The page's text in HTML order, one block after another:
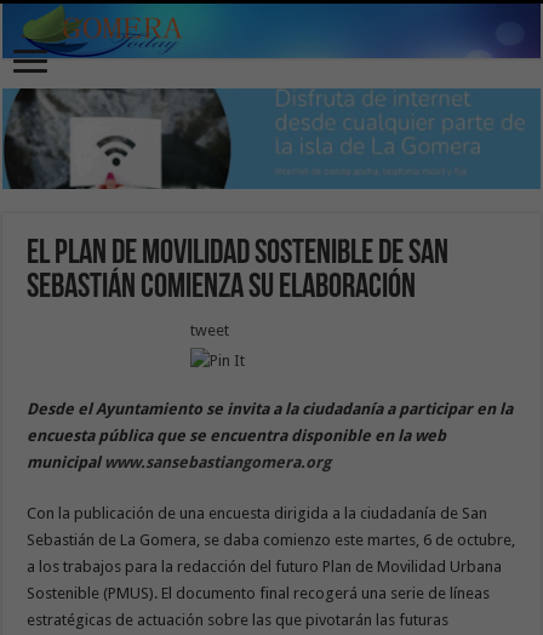
El plan de movilidad sostenible de San
Sebastián comienza su elaboración
tweet
Desde el Ayuntamiento se invita a la ciudadanía a participar en la
encuesta pública que se encuentra disponible en la web
municipal www.sansebastiangomera.org
Con la publicación de una encuesta dirigida a la ciudadanía de San
Sebastián de La Gomera, se daba comienzo este martes, 6 de octubre,
a los trabajos para la redacción del futuro Plan de Movilidad Urbana
Sostenible (PMUS). El documento final recogerá una serie de líneas
estratégicas de actuación sobre las que pivotarán las futuras